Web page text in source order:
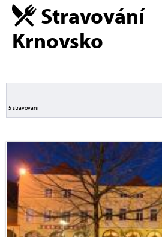
Stravování
Krnovsko
5 stravování